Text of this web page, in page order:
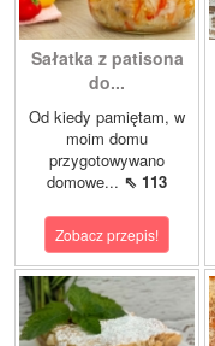
Sałatka z patisona
do...
Od kiedy pamiętam, w
moim domu
przygotowywano
domowe... ⇖ 113
Zobacz przepis!